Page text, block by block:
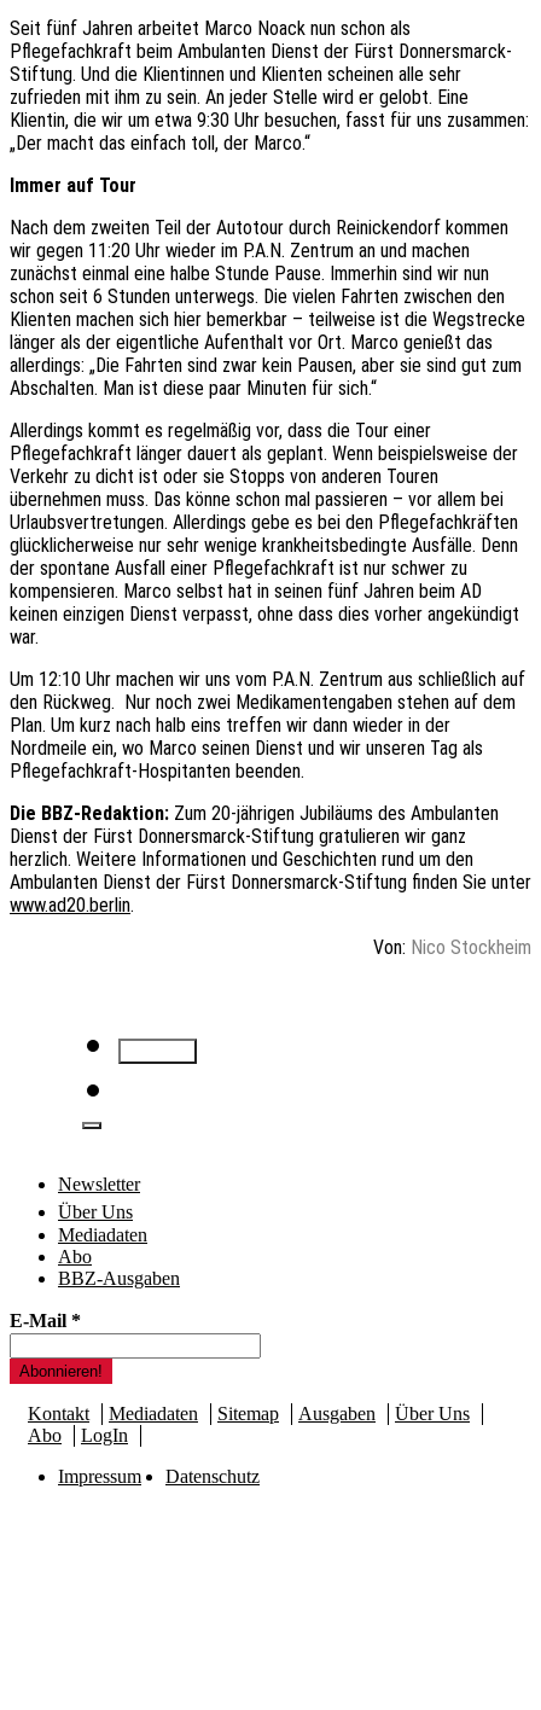
Seit fünf Jahren arbeitet Marco Noack nun schon als
Pflegefachkraft beim Ambulanten Dienst der Fürst Donnersmarck-
Stiftung. Und die Klientinnen und Klienten scheinen alle sehr
zufrieden mit ihm zu sein. An jeder Stelle wird er gelobt. Eine
Klientin, die wir um etwa 9:30 Uhr besuchen, fasst für uns zusammen:
„Der macht das einfach toll, der Marco.“
Immer auf Tour
Nach dem zweiten Teil der Autotour durch Reinickendorf kommen
wir gegen 11:20 Uhr wieder im P.A.N. Zentrum an und machen
zunächst einmal eine halbe Stunde Pause. Immerhin sind wir nun
schon seit 6 Stunden unterwegs. Die vielen Fahrten zwischen den
Klienten machen sich hier bemerkbar – teilweise ist die Wegstrecke
länger als der eigentliche Aufenthalt vor Ort. Marco genießt das
allerdings: „Die Fahrten sind zwar kein Pausen, aber sie sind gut zum
Abschalten. Man ist diese paar Minuten für sich.“
Allerdings kommt es regelmäßig vor, dass die Tour einer
Pflegefachkraft länger dauert als geplant. Wenn beispielsweise der
Verkehr zu dicht ist oder sie Stopps von anderen Touren
übernehmen muss. Das könne schon mal passieren – vor allem bei
Urlaubsvertretungen. Allerdings gebe es bei den Pflegefachkräften
glücklicherweise nur sehr wenige krankheitsbedingte Ausfälle. Denn
der spontane Ausfall einer Pflegefachkraft ist nur schwer zu
kompensieren. Marco selbst hat in seinen fünf Jahren beim AD
keinen einzigen Dienst verpasst, ohne dass dies vorher angekündigt
war.
Um 12:10 Uhr machen wir uns vom P.A.N. Zentrum aus schließlich auf
den Rückweg. Nur noch zwei Medikamentengaben stehen auf dem
Plan. Um kurz nach halb eins treffen wir dann wieder in der
Nordmeile ein, wo Marco seinen Dienst und wir unseren Tag als
Pflegefachkraft-Hospitanten beenden.
Die BBZ-Redaktion: Zum 20-jährigen Jubiläums des Ambulanten
Dienst der Fürst Donnersmarck-Stiftung gratulieren wir ganz
herzlich. Weitere Informationen und Geschichten rund um den
Ambulanten Dienst der Fürst Donnersmarck-Stiftung finden Sie unter
www.ad20.berlin.
Von: Nico Stockheim
Newsletter
Über Uns
Mediadaten
Abo
BBZ-Ausgaben
E-Mail *
Kontakt Mediadaten Sitemap Ausgaben
Über Uns
Abo
LogIn
Impressum
Datenschutz